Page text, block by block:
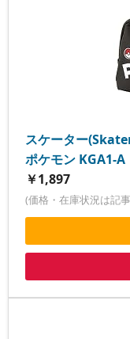
スケーター
ポケモン KGA1-A
￥1,897
(価格・在庫状況は記